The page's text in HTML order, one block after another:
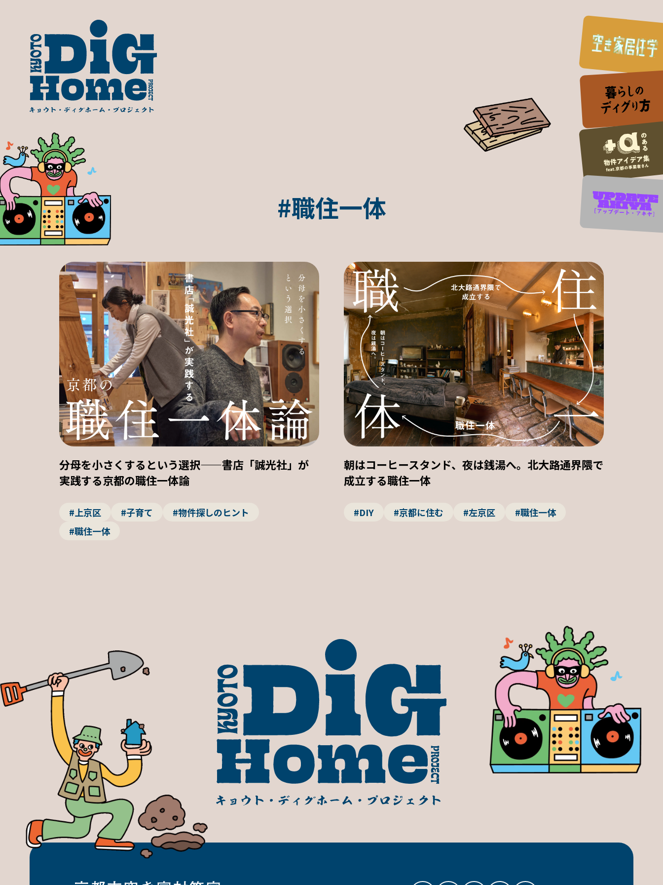
#職住一体
分母を小さくするという選択——書店「誠光社」が
実践する京都の職住一体論
#上京区 #子育て
#物件探しのヒント
#職住一体
朝はコーヒースタンド、夜は銭湯へ。北大路通界隈で
成立する職住一体
#DIY #京都に住む #左京区 #職住一体